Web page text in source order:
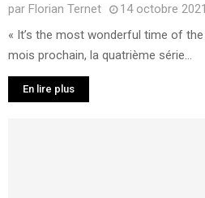
par Florian Ternet
14 octobre 2021
« It’s the most wonderful time of
mois prochain, la quatrième série...
En lire plus